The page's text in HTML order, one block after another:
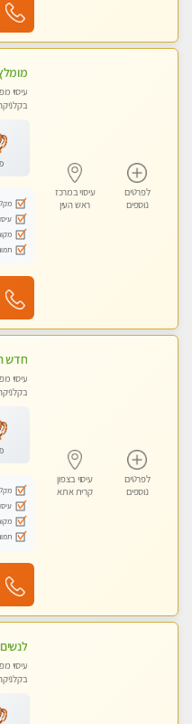
לפרטים
נוספים
עיסוי במרכז
ראש העין
עיסוי
לפרטים
נוספים
עיסוי בצפון
קרית אתא
עיסוי
עיסוי